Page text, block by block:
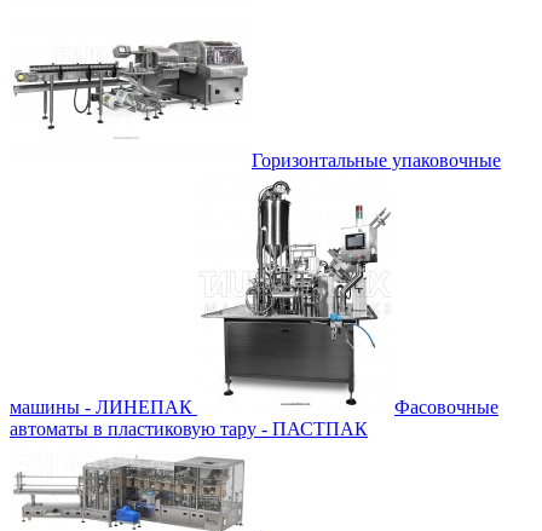
Горизонтальные упаковочные
машины - ЛИНЕПАК
Фасовочные
автоматы в пластиковую тару - ПАСТПАК